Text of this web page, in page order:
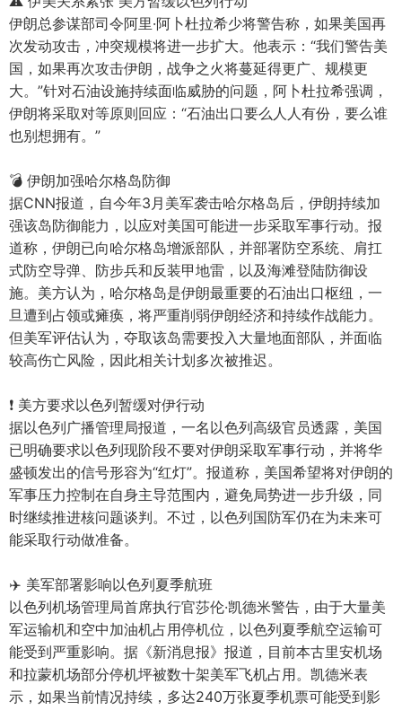
伊朗总参谋部司令阿里·阿卜杜拉希少将警告称，如果美国再
次发动攻击，冲突规模将进一步扩大。他表示：“我们警告美
国，如果再次攻击伊朗，战争之火将蔓延得更广、规模更
大。”针对石油设施持续面临威胁的问题，阿卜杜拉希强调，
伊朗将采取对等原则回应：“石油出口要么人人有份，要么谁
也别想拥有。”
💣 伊朗加强哈尔格岛防御
据CNN报道，自今年3月美军袭击哈尔格岛后，伊朗持续加
强该岛防御能力，以应对美国可能进一步采取军事行动。报
道称，伊朗已向哈尔格岛增派部队，并部署防空系统、肩扛
式防空导弹、防步兵和反装甲地雷，以及海滩登陆防御设
施。美方认为，哈尔格岛是伊朗最重要的石油出口枢纽，一
旦遭到占领或瘫痪，将严重削弱伊朗经济和持续作战能力。
但美军评估认为，夺取该岛需要投入大量地面部队，并面临
较高伤亡风险，因此相关计划多次被推迟。
❗️ 美方要求以色列暂缓对伊行动
据以色列广播管理局报道，一名以色列高级官员透露，美国
已明确要求以色列现阶段不要对伊朗采取军事行动，并将华
盛顿发出的信号形容为“红灯”。报道称，美国希望将对伊朗的
军事压力控制在自身主导范围内，避免局势进一步升级，同
时继续推进核问题谈判。不过，以色列国防军仍在为未来可
能采取行动做准备。
✈️ 美军部署影响以色列夏季航班
以色列机场管理局首席执行官莎伦·凯德米警告，由于大量美
军运输机和空中加油机占用停机位，以色列夏季航空运输可
能受到严重影响。据《新消息报》报道，目前本古里安机场
和拉蒙机场部分停机坪被数十架美军飞机占用。凯德米表
示，如果当前情况持续，多达240万张夏季机票可能受到影